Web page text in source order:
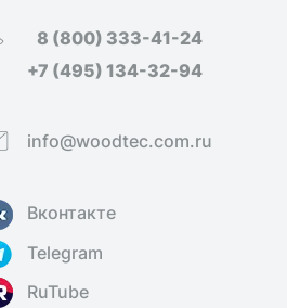
8 (800) 333-41-24
+7 (495) 134-32-94
info@woodtec.com.ru
Вконтакте
Telegram
RuTube